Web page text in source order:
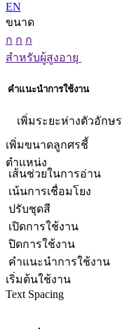
EN
ขนาด
ก ก ก
สำหรับผู้สูงอายุ
คำแนะนำการใช้งาน
เพิ่มระยะห่างตัวอักษร
เพิ่มขนาดลูกศรชี้
ตำแหน่ง
เส้นช่วยในการอ่าน
เน้นการเชื่อมโยง
ปรับชุดสี
เปิดการใช้งาน
ปิดการใช้งาน
คำแนะนำการใช้งาน
เริ่มต้นใช้งาน
Text Spacing